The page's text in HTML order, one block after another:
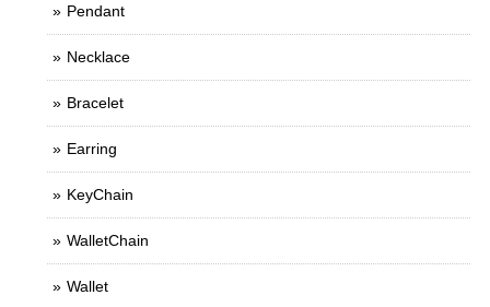
Pendant
Necklace
Bracelet
Earring
KeyChain
WalletChain
Wallet